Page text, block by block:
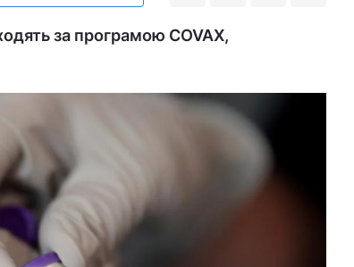
за програмою COVAX,